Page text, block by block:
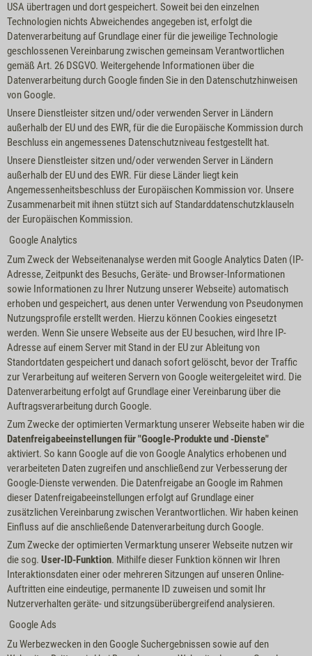
USA übertragen und dort gespeichert. Soweit bei den einzelnen
Technologien nichts Abweichendes angegeben ist, erfolgt die
Datenverarbeitung auf Grundlage einer für die jeweilige Technologie
geschlossenen Vereinbarung zwischen gemeinsam Verantwortlichen
gemäß Art. 26 DSGVO. Weitergehende Informationen über die
Datenverarbeitung durch Google finden Sie in den Datenschutzhinweisen
von Google.
Unsere Dienstleister sitzen und/oder verwenden Server in Ländern
außerhalb der EU und des EWR, für die die Europäische Kommission durch
Beschluss ein angemessenes Datenschutzniveau festgestellt hat.
Unsere Dienstleister sitzen und/oder verwenden Server in Ländern
außerhalb der EU und des EWR. Für diese Länder liegt kein
Angemessenheitsbeschluss der Europäischen Kommission vor. Unsere
Zusammenarbeit mit ihnen stützt sich auf Standarddatenschutzklauseln
der Europäischen Kommission.
Google Analytics
Zum Zweck der Webseitenanalyse werden mit Google Analytics Daten (IP-
Adresse, Zeitpunkt des Besuchs, Geräte- und Browser-Informationen
sowie Informationen zu Ihrer Nutzung unserer Webseite) automatisch
erhoben und gespeichert, aus denen unter Verwendung von Pseudonymen
Nutzungsprofile erstellt werden. Hierzu können Cookies eingesetzt
werden. Wenn Sie unsere Webseite aus der EU besuchen, wird Ihre IP-
Adresse auf einem Server mit Stand in der EU zur Ableitung von
Standortdaten gespeichert und danach sofort gelöscht, bevor der Traffic
zur Verarbeitung auf weiteren Servern von Google weitergeleitet wird. Die
Datenverarbeitung erfolgt auf Grundlage einer Vereinbarung über die
Auftragsverarbeitung durch Google.
Zum Zwecke der optimierten Vermarktung unserer Webseite haben wir die
Datenfreigabeeinstellungen für "Google-Produkte und -Dienste"
aktiviert. So kann Google auf die von Google Analytics erhobenen und
verarbeiteten Daten zugreifen und anschließend zur Verbesserung der
Google-Dienste verwenden. Die Datenfreigabe an Google im Rahmen
dieser Datenfreigabeeinstellungen erfolgt auf Grundlage einer
zusätzlichen Vereinbarung zwischen Verantwortlichen. Wir haben keinen
Einfluss auf die anschließende Datenverarbeitung durch Google.
Zum Zwecke der optimierten Vermarktung unserer Webseite nutzen wir
die sog. User-ID-Funktion. Mithilfe dieser Funktion können wir Ihren
Interaktionsdaten einer oder mehreren Sitzungen auf unseren Online-
Auftritten eine eindeutige, permanente ID zuweisen und somit Ihr
Nutzerverhalten geräte- und sitzungsüberübergreifend analysieren.
Google Ads
Zu Werbezwecken in den Google Suchergebnissen sowie auf den